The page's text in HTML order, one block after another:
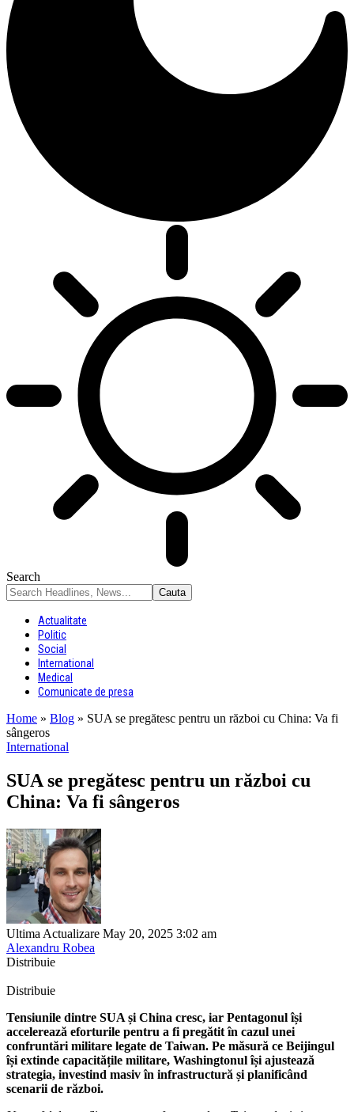
Search
Actualitate
Politic
Social
International
Medical
Comunicate de presa
Home » Blog » SUA se pregătesc pentru un război cu China: Va fi
sângeros
International
SUA se pregătesc pentru un război cu
China: Va fi sângeros
Ultima Actualizare May 20, 2025 3:02 am
Alexandru Robea
Distribuie
Distribuie
Tensiunile dintre SUA și China cresc, iar Pentagonul își
accelerează eforturile pentru a fi pregătit în cazul unei
confruntări militare legate de Taiwan. Pe măsură ce Beijingul
își extinde capacitățile militare, Washingtonul își ajustează
strategia, investind masiv în infrastructură și planificând
scenarii de război.